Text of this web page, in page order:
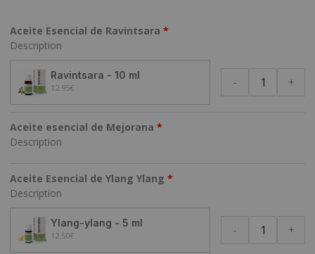
Aceite Esencial de Ravintsara
Description
Ravintsara - 10 ml
12.95€ - +
Aceite esencial de Mejorana
Description
Aceite Esencial de Ylang Ylang
Description
Ylang-ylang - 5 ml
12.50€ - +